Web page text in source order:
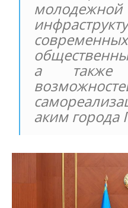
молодежной
современных
а также
аким